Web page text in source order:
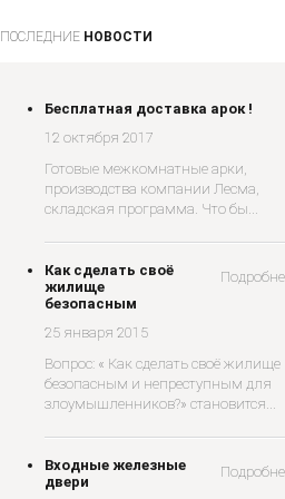
ПОСЛЕДНИЕ НОВОСТИ
Бесплатная доставка арок !
12 октября 2017
Готовые межкомнатные арки,
производства компании Лесма,
складская программа. Что бы...
Как сделать своё
жилище
безопасным
25 января 2015
Вопрос: « Как сделать своё жилище
безопасным и непреступным для
злоумышленников?» становится...
Входные железные
двери